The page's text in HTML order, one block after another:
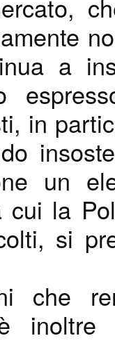
a
in
un
cui la
si
che